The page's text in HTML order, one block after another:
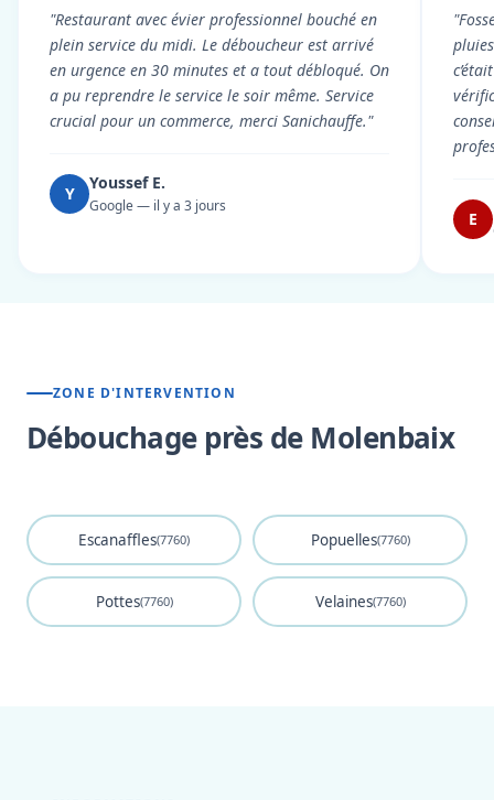
"Restaurant avec évier professionnel bouché en
plein service du midi. Le déboucheur est arrivé
en urgence en 30 minutes et a tout débloqué. On
a pu reprendre le service le soir même. Service
crucial pour un commerce, merci Sanichauffe."
Y
Youssef E.
Google — il y a 3 jours
E
ZONE D'INTERVENTION
Débouchage près de Molenbaix
Escanaffles(7760) Popuelles(7760)
Pottes(7760) Velaines(7760)